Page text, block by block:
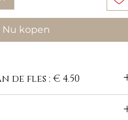
Nu kopen
de fles : € 4.50